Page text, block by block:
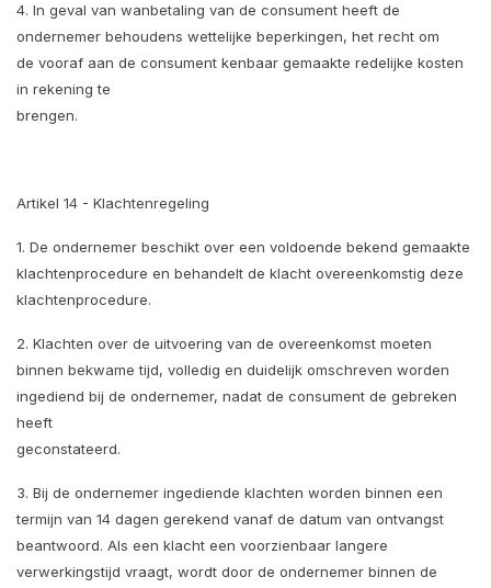
4. In geval van wanbetaling van de consument heeft de
ondernemer behoudens wettelijke beperkingen, het recht om
de vooraf aan de consument kenbaar gemaakte redelijke kosten
in rekening te
brengen.
Artikel 14 - Klachtenregeling
1. De ondernemer beschikt over een voldoende bekend gemaakte
klachtenprocedure en behandelt de klacht overeenkomstig deze
klachtenprocedure.
2. Klachten over de uitvoering van de overeenkomst moeten
binnen bekwame tijd, volledig en duidelijk omschreven worden
ingediend bij de ondernemer, nadat de consument de gebreken
heeft
geconstateerd.
3. Bij de ondernemer ingediende klachten worden binnen een
termijn van 14 dagen gerekend vanaf de datum van ontvangst
beantwoord. Als een klacht een voorzienbaar langere
verwerkingstijd vraagt, wordt door de ondernemer binnen de